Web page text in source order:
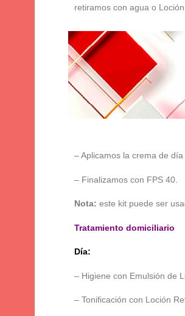
retiramos con agua o
– Aplicamos la crema de
– Finalizamos con FPS 40.
Nota: este kit puede ser
Tratamiento domiciliario
Día:
– Higiene con Emulsión de
– Tonificación con Loción